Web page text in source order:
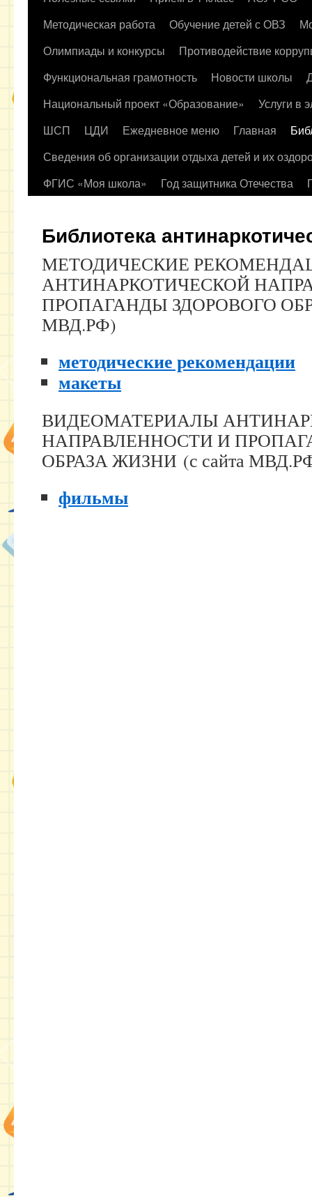
содержимому
Методическая работа
Обучение детей с ОВЗ
Олимпиады и конкурсы
Противодействие
Функциональная грамотность
Новости школы
Национальный проект «Образование»
Услуги в
ШСП
ЦДИ Ежедневное меню Главная
Сведения об организации отдыха детей и их
ФГИС «Моя школа»
Год защитника Отечества
Библиотека
МЕТОДИЧЕСКИЕ
АНТИНАРКОТИЧЕСКОЙ
ПРОПАГАНДЫ ЗДОРОВОГО
МВД.РФ)
методические рекомендации
макеты
ВИДЕОМАТЕРИАЛЫ
НАПРАВЛЕННОСТИ И
ОБРАЗА ЖИЗНИ (с сайта
фильмы